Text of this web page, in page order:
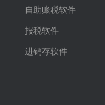
自助账税软件
报税软件
进销存软件